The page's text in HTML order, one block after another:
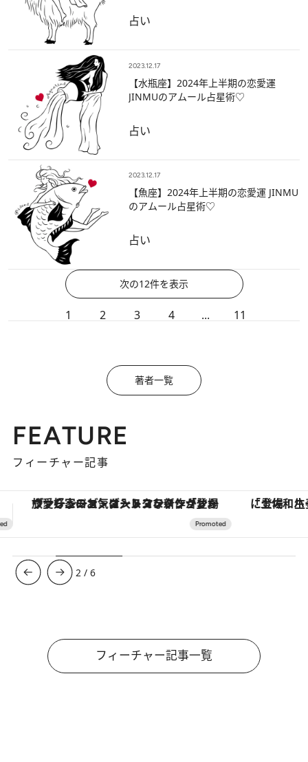
占い
2023.12.17
【水瓶座】2024年上半期の恋愛運
JINMUのアムール占星術♡
占い
2023.12.17
【魚座】2024年上半期の恋愛運 JINMU
のアムール占星術♡
占い
次の12件を表示
1 2 3 4 ... 11
著者一覧
FEATURE
フィーチャー記事
「土佐和ハーブかき氷」がOMO7高知に登場！生姜、山椒、大葉など目にも舌にも涼を呼ぶ郷土の味 【銀座で出合う最旬美容】美髪ケアや上質
3 /6
フィーチャー記事一覧